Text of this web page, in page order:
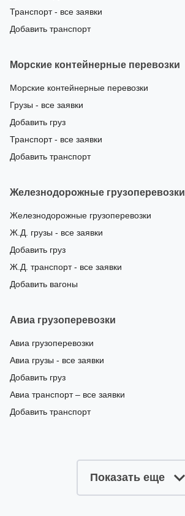
Транспорт - все заявки
Добавить транспорт
Морские контейнерные перевозки
Морские контейнерные перевозки
Грузы - все заявки
Добавить груз
Транспорт - все заявки
Добавить транспорт
Железнодорожные грузоперевозки
Железнодорожные грузоперевозки
Ж.Д. грузы - все заявки
Добавить груз
Ж.Д. транспорт - все заявки
Добавить вагоны
Авиа грузоперевозки
Авиа грузоперевозки
Авиа грузы - все заявки
Добавить груз
Авиа транспорт – все заявки
Добавить транспорт
Показать еще